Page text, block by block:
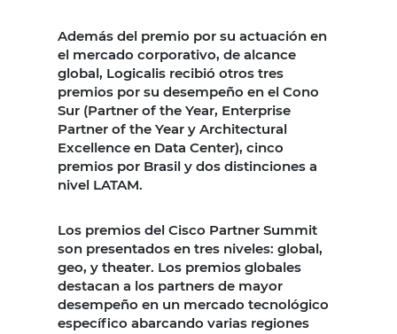
Además del premio por su actuación en
el mercado corporativo, de alcance
global, Logicalis recibió otros tres
premios por su desempeño en el Cono
Sur (Partner of the Year, Enterprise
Partner of the Year y Architectural
Excellence en Data Center), cinco
premios por Brasil y dos distinciones a
nivel LATAM.
Los premios del Cisco Partner Summit
son presentados en tres niveles: global,
geo, y theater. Los premios globales
destacan a los partners de mayor
desempeño en un mercado tecnológico
específico abarcando varias regiones